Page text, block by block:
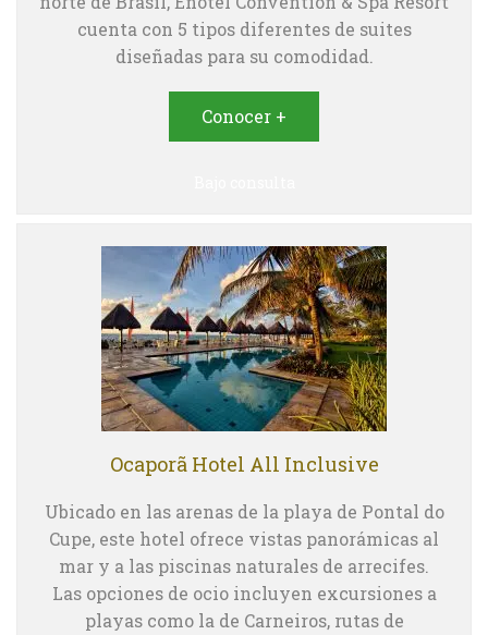
cuenta con 5 tipos diferentes de suites
diseñadas para su comodidad.
Conocer +
Ocaporã Hotel All Inclusive
Ubicado en las arenas de la playa de Pontal do
Cupe, este hotel ofrece vistas panorámicas al
mar y a las piscinas naturales de arrecifes.
Las opciones de ocio incluyen excursiones a
playas como la de Carneiros, rutas de